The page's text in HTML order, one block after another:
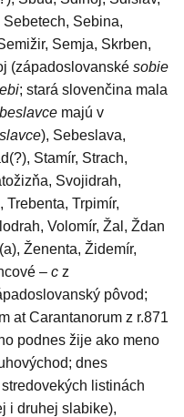
Sebina,
Semja, Skrben,
(západoslovanské sobie
; stará slovenčina mala
majú v
), Sebeslava,
Stamír, Strach,
Svojidrah,
Trebenta, Trpimír,
Volomír, Žal, Ždan
Ženenta, Židemír,
– c z
pôvod;
at Carantanorum z r.871
podnes žije ako meno
dnes
stredovekých listinách
i druhej slabike),